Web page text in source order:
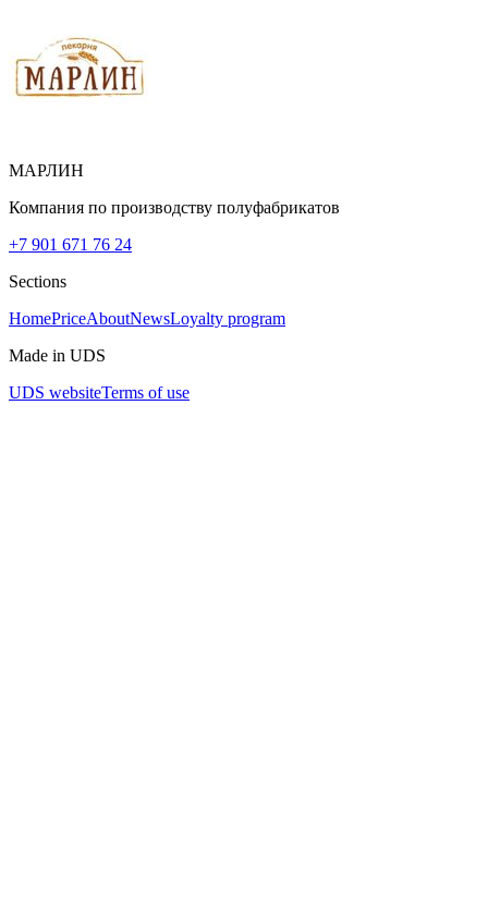
МАРЛИН
Компания по производству полуфабрикатов
+7 901 671 76 24
Sections
HomePriceAboutNewsLoyalty program
Made in UDS
UDS websiteTerms of use